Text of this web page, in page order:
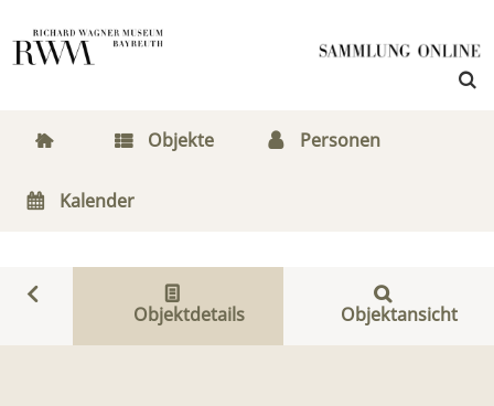
Objekte Personen
Kalender
Objektdetails Objektansicht